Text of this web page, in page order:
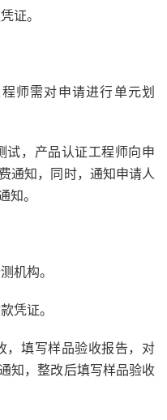
证。
师需对申请进行单元划
试，产品认证工程师向申
通知，同时，通知申请人
知。
机构。
凭证。
，填写样品验收报告，对
知，整改后填写样品验收